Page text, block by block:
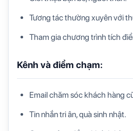
Tương tác thường xuyên với
Tham gia chương trình tích
Kênh và điểm chạm:
Email chăm sóc khách hàng
Tin nhắn tri ân, quà sinh nhật.